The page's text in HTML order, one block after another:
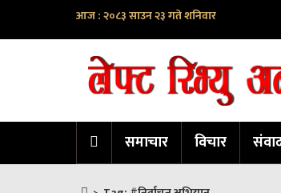
आज : २०८३ साउन २३ गते शनिवार
समाचार विचार